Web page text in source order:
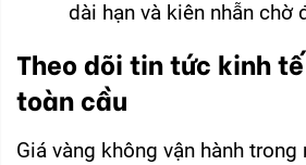
dài hạn và kiên nhẫn chờ
Theo dõi tin tức kinh
toàn cầu
Giá vàng không vận hành